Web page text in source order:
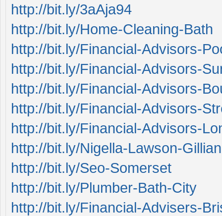
http://bit.ly/3aAja94
http://bit.ly/Home-Cleaning-Bath
http://bit.ly/Financial-Advisors-
http://bit.ly/Financial-Advisors-
http://bit.ly/Financial-Advisors-
http://bit.ly/Financial-Advisors-
http://bit.ly/Financial-Advisors-
http://bit.ly/Nigella-Lawson-
http://bit.ly/Seo-Somerset
http://bit.ly/Plumber-Bath-City
http://bit.ly/Financial-Advisers-